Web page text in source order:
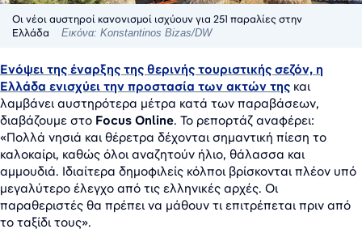
Οι νέοι αυστηροί κανονισμοί ισχύουν για 251 παραλίες στην
Ελλάδα
Εικόνα: Konstantinos Bizas/DW
Ενόψει της έναρξης της θερινής τουριστικής σεζόν, η
Ελλάδα ενισχύει την προστασία των ακτών της και
λαμβάνει αυστηρότερα μέτρα κατά των παραβάσεων,
διαβάζουμε στο Focus Online. Το ρεπορτάζ αναφέρει:
«Πολλά νησιά και θέρετρα δέχονται σημαντική πίεση το
καλοκαίρι, καθώς όλοι αναζητούν ήλιο, θάλασσα και
αμμουδιά. Ιδιαίτερα δημοφιλείς κόλποι βρίσκονται πλέον υπό
μεγαλύτερο έλεγχο από τις ελληνικές αρχές. Οι
παραθεριστές θα πρέπει να μάθουν τι επιτρέπεται πριν από
το ταξίδι τους».